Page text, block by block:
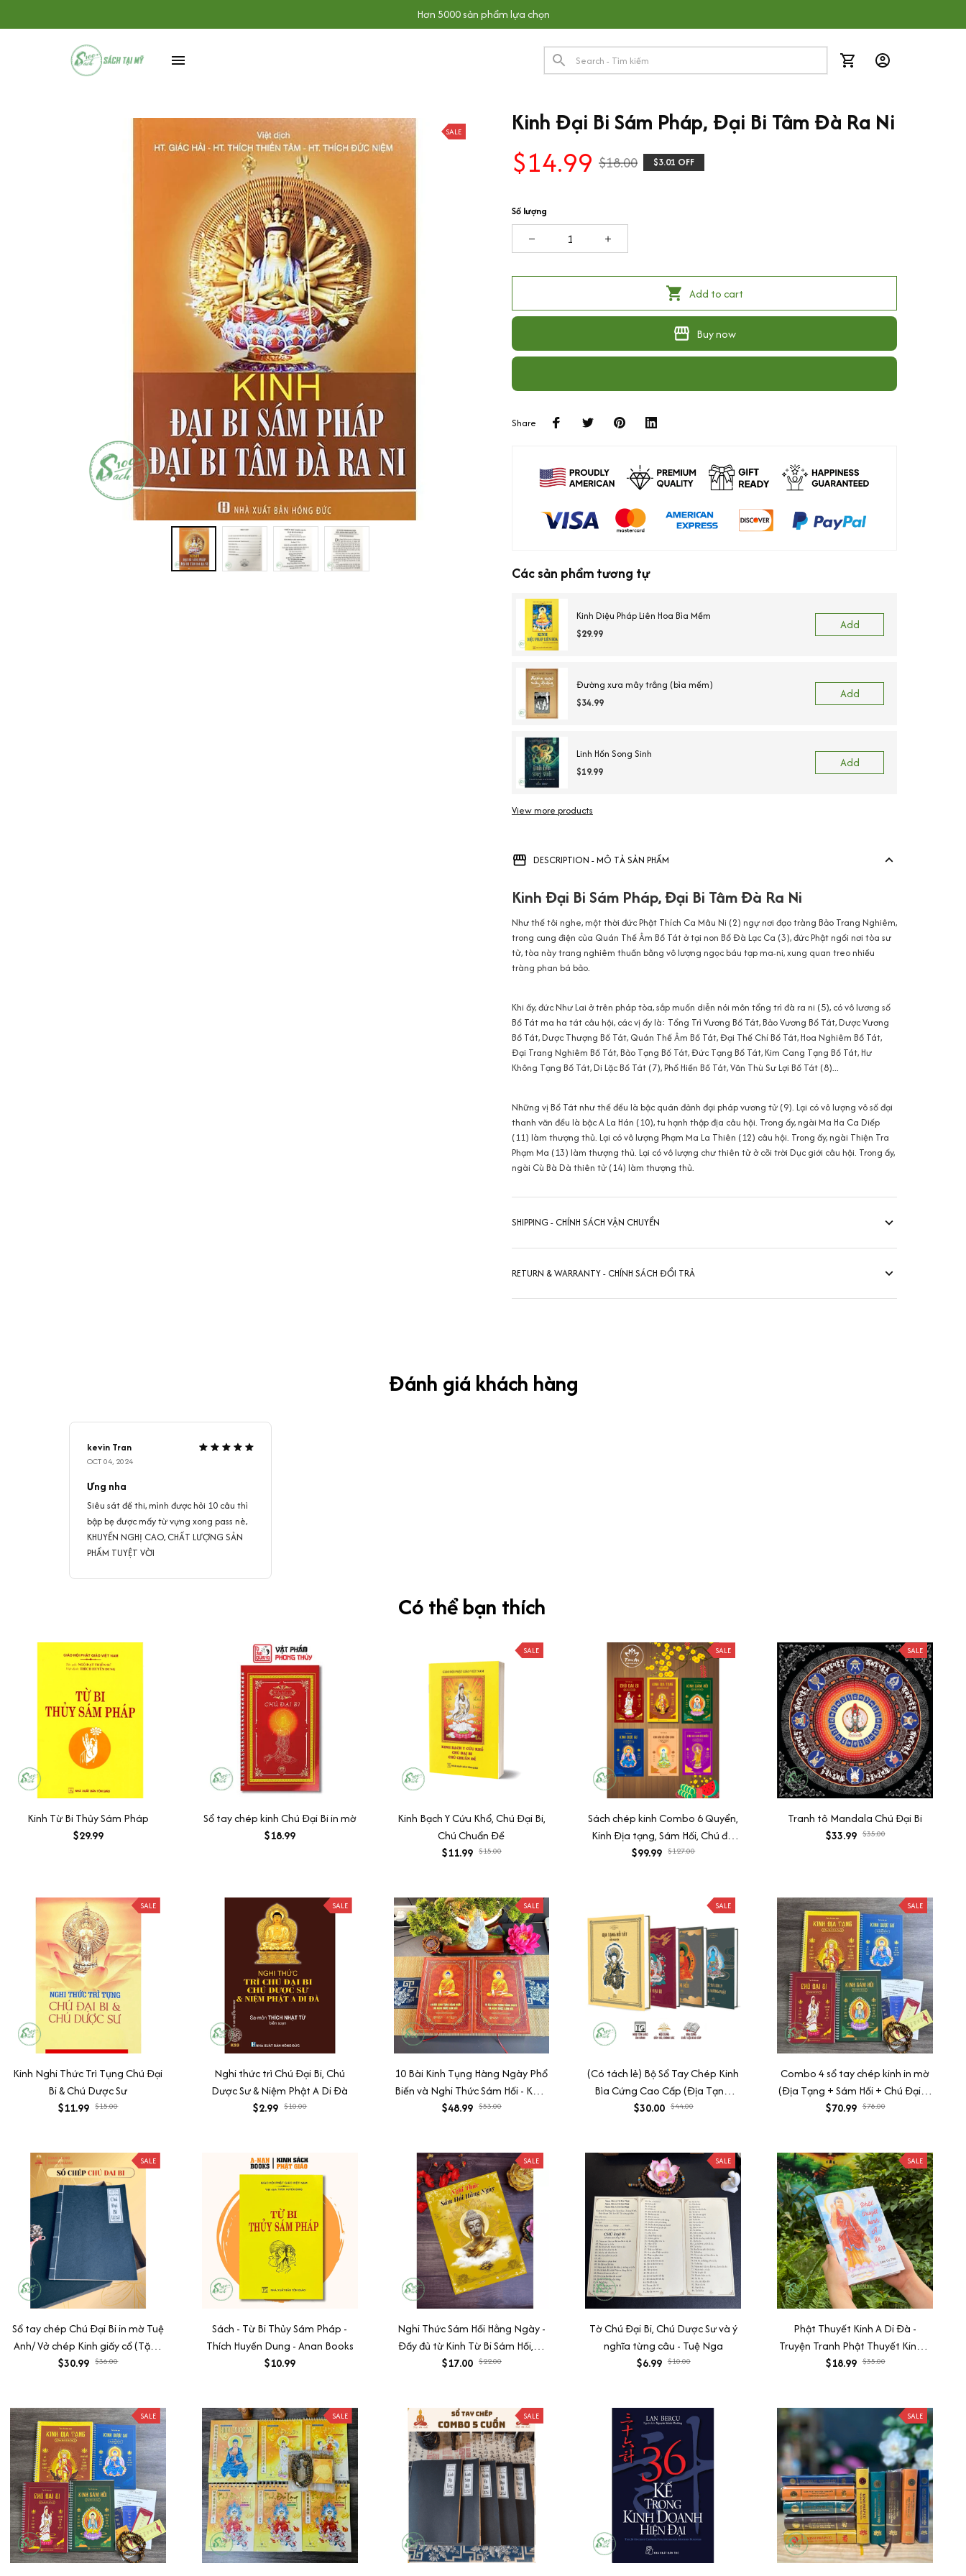
Hơn 5000 sản phẩm lựa chọn
SALE Kinh Đại Bi Sám Pháp, Đại Bi Tâm Đà Ra Ni
$14.99 $18.00 $3.01 OFF
Số lượng
Add to cart
Buy now
Share
Các sản phẩm tương tự
Kinh Diệu Pháp Liên Hoa Bìa Mềm
$29.99
Add
Đường xưa mây trắng (bìa mềm)
$34.99
Add
Linh Hồn Song Sinh
$19.99
Add
View more products
DESCRIPTION - MÔ TẢ SẢN PHẨM
Kinh Đại Bi Sám Pháp, Đại Bi Tâm Đà Ra Ni
Như thế tôi nghe, một thời đức Phật Thích Ca Mâu Ni (2) ngự nơi đạo tràng Bảo Trang Nghiêm,
trong cung điện của Quán Thế Âm Bồ Tát ở tại non Bổ Đà Lạc Ca (3), đức Phật ngồi nơi tòa sư
tử, tòa này trang nghiêm thuần bằng vô lượng ngọc báu tạp ma-ni, xung quan treo nhiều
tràng phan bá bảo.
Khi ấy, đức Như Lai ở trên pháp tòa, sắp muốn diễn nói môn tổng trì đà ra ni (5), có vô lương số
Bồ Tát ma ha tát câu hội, các vị ấy là: Tổng Trì Vương Bồ Tát, Bảo Vương Bồ Tát, Dược Vương
Bồ Tát, Dược Thượng Bồ Tát, Quán Thế Âm Bồ Tát, Đại Thế Chí Bồ Tát, Hoa Nghiêm Bồ Tát,
Đại Trang Nghiêm Bồ Tát, Bảo Tạng Bồ Tát, Đức Tạng Bồ Tát, Kim Cang Tạng Bồ Tát, Hư
Không Tạng Bồ Tát, Di Lặc Bồ Tát (7), Phổ Hiền Bồ Tát, Văn Thù Sư Lợi Bồ Tát (8)...
Những vị Bồ Tát như thế đều là bậc quán đảnh đại pháp vương tử (9). Lại có vô lượng vô số đại
thanh văn đều là bậc A La Hán (10), tu hạnh thập địa câu hội. Trong ấy, ngài Ma Ha Ca Diếp
(11) làm thượng thủ. Lại có vô lượng Phạm Ma La Thiên (12) câu hội. Trong ấy, ngài Thiện Tra
Phạm Ma (13) làm thượng thủ. Lại có vô lượng chư thiên tử ở cõi trời Dục giới câu hội. Trong ấy,
ngài Cù Bà Dà thiên tử (14) làm thượng thủ.
SHIPPING - CHÍNH SÁCH VẬN CHUYỂN
RETURN & WARRANTY - CHÍNH SÁCH ĐỔI TRẢ
Đánh giá khách hàng
kevin Tran
OCT 04, 2024
Ưng nha
Siêu sát đề thi, mình được hỏi 10 câu thì
bập bẹ được mấy từ vựng xong pass nè,
KHUYẾN NGHỊ CAO, CHẤT LƯỢNG SẢN
PHẨM TUYỆT VỜI
Có thể bạn thích
Kinh Từ Bi Thủy Sám Pháp
$29.99
Sổ tay chép kinh Chú Đại Bi in mờ
$18.99
SALE
Kinh Bạch Y Cứu Khổ, Chú Đại Bi,
Chú Chuẩn Đề
$11.99 $15.00
SALE
Sách chép kinh Combo 6 Quyển,
Kinh Địa tạng, Sám Hối, Chú đại
bi, Hồng danh, Dược sư, Vu lan
$99.99 $127.00
SALE
Tranh tô Mandala Chú Đại Bi
$33.99 $35.00
SALE
Kinh Nghi Thức Trì Tụng Chú Đại
Bi & Chú Dược Sư
$11.99 $15.00
SALE
Nghi thức trì Chú Đại Bi, Chú
Dược Sư & Niệm Phật A Di Đà
$2.99 $10.00
SALE
10 Bài Kinh Tụng Hàng Ngày Phổ
Biến và Nghi Thức Sám Hối - Kèm
Vòng, 84 Câu Chú Đại Bi, KCN,
$48.99 $53.00
SALE
(Có tách lẻ) Bộ Sổ Tay Chép Kinh
Bìa Cứng Cao Cấp (Địa Tạng,
Chú Đại Bi, Dược Sư, Sám Hối) -
$30.00 $44.00
SALE
Combo 4 sổ tay chép kinh in mờ
(Địa Tạng + Sám Hối + Chú Đại Bi
+ Dược Sư) Tặng vòng tay + lá
$70.99 $78.00
SALE
Sổ tay chép Chú Đại Bi in mờ Tuệ
Anh/ Vở chép Kinh giấy cổ (Tặng
kèm Hộp đựng Kinh)
$30.99 $36.00
Sách - Từ Bi Thủy Sám Pháp -
Thích Huyền Dung - Anan Books
$10.99
SALE
Nghi Thức Sám Hối Hằng Ngày -
Đầy đủ từ Kinh Từ Bi Sám Hối,10
bài tụng kinh Sám Hối, Sám
$17.00 $22.00
SALE
Tờ Chú Đại Bi, Chú Dược Sư và ý
nghĩa từng câu - Tuệ Nga
$6.99 $10.00
SALE
Phật Thuyết Kinh A Di Đà -
Truyện Tranh Phật Thuyết Kinh A
Di Đà – Ánh Sáng Từ Bi Qua
$18.99 $35.00
SALE SALE SALE SALE